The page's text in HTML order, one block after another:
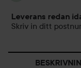
Leverans redan
Skriv in ditt